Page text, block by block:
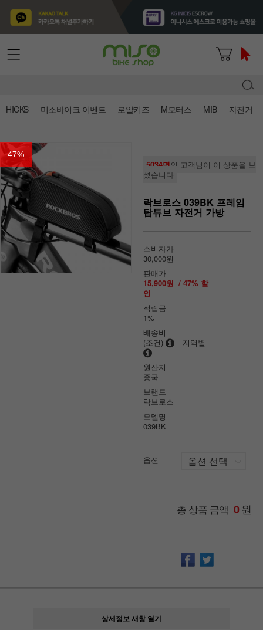
HICKS 미소바이크 이벤트 로얄키즈 M모터스 MIB 자전거
47%
5034명의 고객님이 이 상품을 보
셨습니다
락브로스 039BK 프레임
탑튜브 자전거 가방
소비자가
30,000원
판매가
15,900원 / 47% 할
인
적립금
1%
배송비
(조건)
지역별
원산지
중국
브랜드
락브로스
모델명
039BK
옵션
총 상품 금액 0원
상세정보 새창 열기